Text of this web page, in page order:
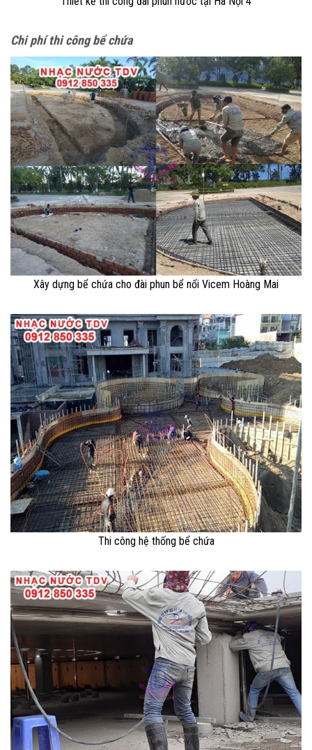
Chi phí thi công bể chứa
Xây dựng bể chứa cho đài phun bể nổi Vicem Hoàng Mai
Thi công hệ thống bể chứa